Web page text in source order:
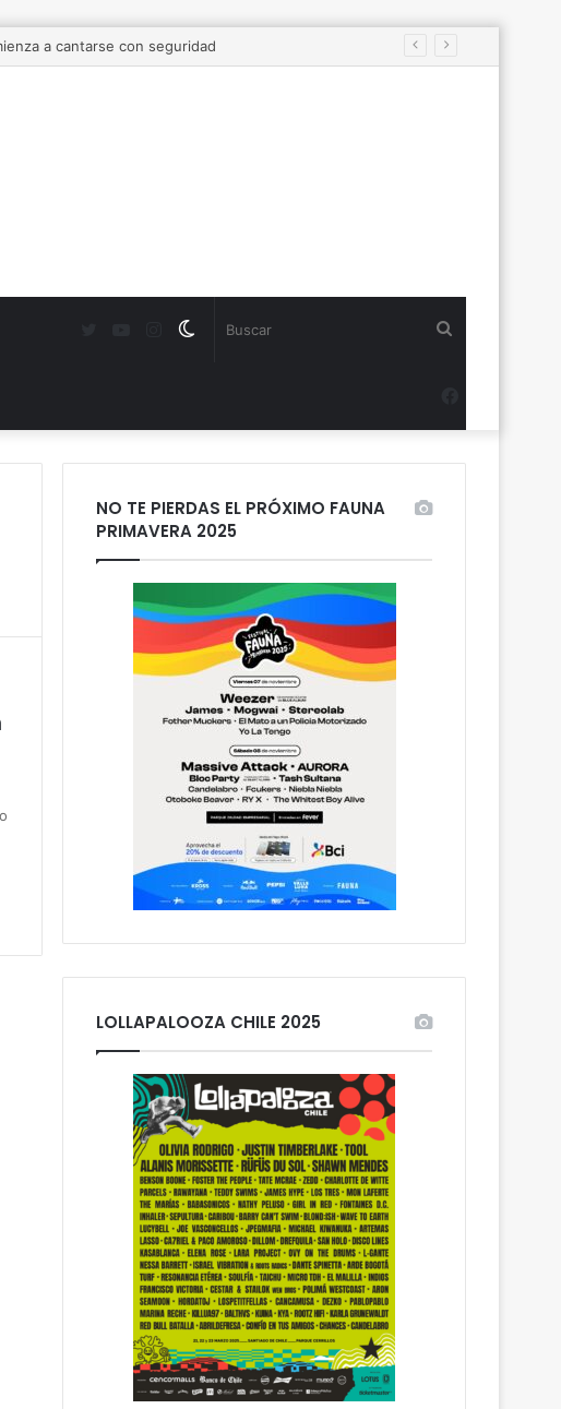
a cantarse con seguridad
Switch
Instagram
YouTube
NO TE PIERDAS EL PRÓXIMO FAUNA
PRIMAVERA 2025
LOLLAPALOOZA CHILE 2025